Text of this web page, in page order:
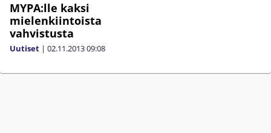
MYPA:lle kaksi
mielenkiintoista
vahvistusta
Uutiset | 02.11.201309:08